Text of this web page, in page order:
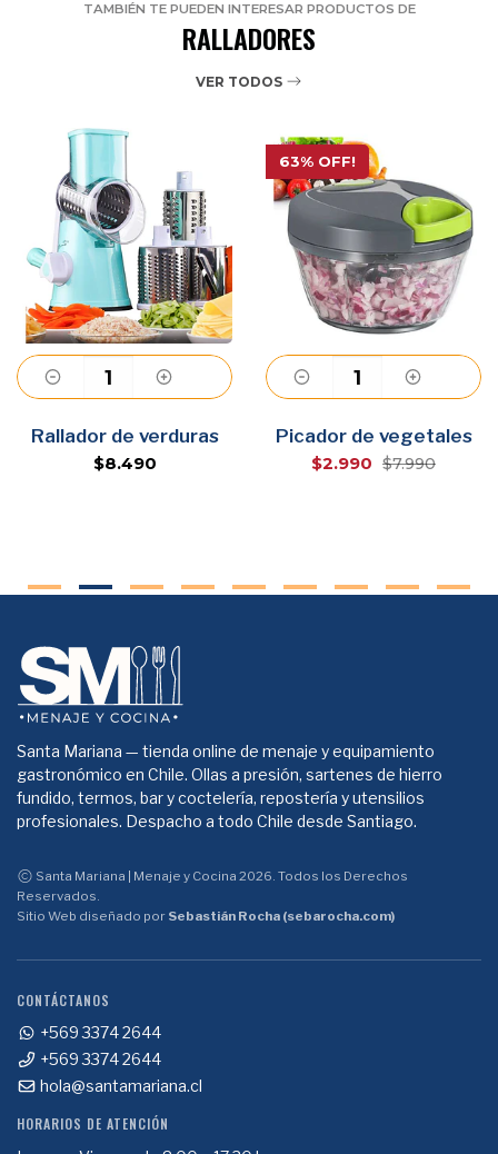
TAMBIÉN TE PUEDEN INTERESAR PRODUCTOS DE
RALLADORES
VER TODOS
Agregar
Rallador de verduras
$8.490
Agregar
63% OFF!
Picador de vegetales
$2.990 $7.990
Santa Mariana — tienda online de menaje y equipamiento
gastronómico en Chile. Ollas a presión, sartenes de hierro
fundido, termos, bar y coctelería, repostería y utensilios
profesionales. Despacho a todo Chile desde Santiago.
Santa Mariana | Menaje y Cocina 2026. Todos los Derechos
Reservados.
Sitio Web diseñado por Sebastián Rocha (sebarocha.com)
CONTÁCTANOS
+569 3374 2644
+569 3374 2644
hola@santamariana.cl
HORARIOS DE ATENCIÓN